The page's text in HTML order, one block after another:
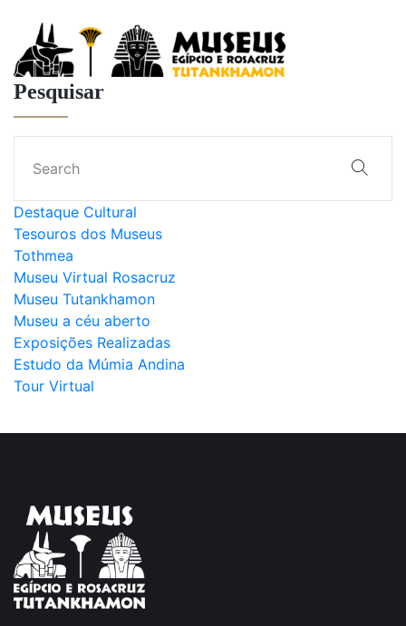
Pesquisar
Destaque Cultural
Tesouros dos Museus
Tothmea
Museu Virtual Rosacruz
Museu Tutankhamon
Museu a céu aberto
Exposições Realizadas
Estudo da Múmia Andina
Tour Virtual